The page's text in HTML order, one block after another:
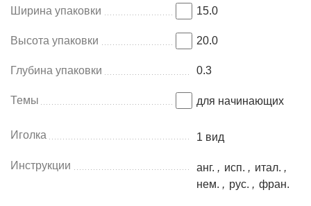
Ширина упаковки 15.0
Высота упаковки 20.0
Глубина упаковки 0.3
Темы для начинающих
Иголка 1 вид
Инструкции анг. , исп. , итал. ,
нем. , рус. , фран.